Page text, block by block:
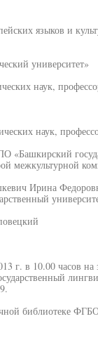
языков и
университет»
наук,
наук,
межкультурной
Ирина
г. в 10.00 часов
библиотеке